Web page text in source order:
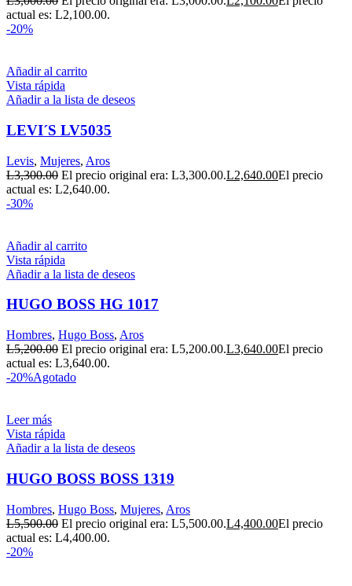
actual es: L2,100.00.
-20%
Añadir al carrito
Vista rápida
Añadir a la lista de deseos
LEVI´S LV5035
Levis, Mujeres, Aros
L3,300.00 El precio original era: L3,300.00.L2,640.00El precio
actual es: L2,640.00.
-30%
Añadir al carrito
Vista rápida
Añadir a la lista de deseos
HUGO BOSS HG 1017
Hombres, Hugo Boss, Aros
L5,200.00 El precio original era: L5,200.00.L3,640.00El precio
actual es: L3,640.00.
-20%Agotado
Leer más
Vista rápida
Añadir a la lista de deseos
HUGO BOSS BOSS 1319
Hombres, Hugo Boss, Mujeres, Aros
L5,500.00 El precio original era: L5,500.00.L4,400.00El precio
actual es: L4,400.00.
-20%